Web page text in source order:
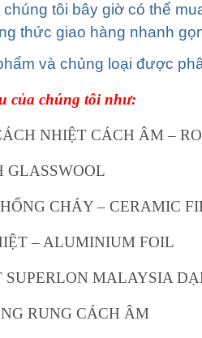
tôi bây giờ có thể
thức giao hàng nhanh
và chủng loại được
của chúng tôi như:
NHIỆT CÁCH ÂM –
GLASSWOOL
CHÁY – CERAMIC
– ALUMINIUM FOIL
SUPERLON MALAYSIA
RUNG CÁCH ÂM